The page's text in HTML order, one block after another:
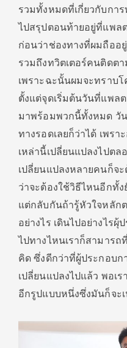
รวมทั้งหมดที่เกี่ยวกับกา
ไปสรุปตอนท้ายอยู่ที่แพล
ก่อนว่าช่องทางที่ผมถืออ
รวมถึงทวิตเตอร์คนติดต
เพราะฉะนั้นผมจะทราบ
ตั้งแต่จุดเริ่มต้นวันที่แพล
มาพร้อมพวกนี้ทั้งหมด วัน
ทางรอดเลยก็ว่าได้ เพร
เหล่านี้เปลี่ยนแปลงไปตล
เปลี่ยนแปลงหลายคนก็จ
ว่าจะต้องใช้วิธีไหนอีกทั้ง
แต่กลับกันถ้ารู้หัวใจหลัก
อย่างไร เดินไปอย่างไรผุ้
ไปทางไหนเราก็สามารถ
คิด ซึ่งดีกว่าที่ผู้ประกอบก
เปลี่ยนแปลงไปแล้ว พอเร
อีกรูปแบบหนึ่งซึ่งมันก็จะ